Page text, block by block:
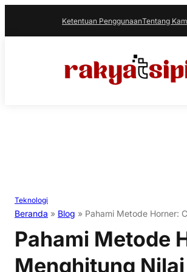
Ketentuan PenggunaanTentang
Teknologi
Beranda » Blog » Pahami Metode Horner:
Pahami Metode
Menghitung